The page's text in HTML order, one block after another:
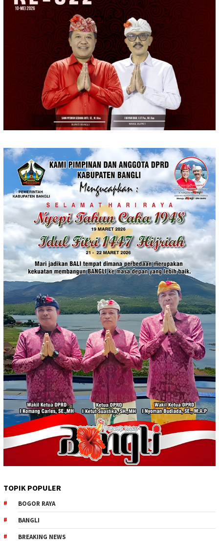
TOPIK POPULER
BOGOR RAYA
BANGLI
BREAKING NEWS